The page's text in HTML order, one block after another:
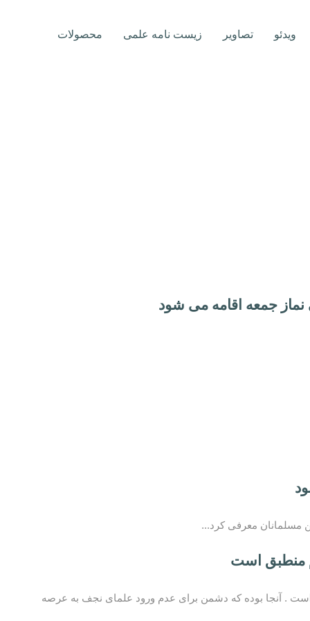
ویدئو تصاویر زیست نامه علمی محصولات
نماز جمعه اقامه می شود
مسلمانان معرفی کرد...
منطبق است
است . آنجا بوده که دشمن برای عدم ورود علمای نجف به عرصه